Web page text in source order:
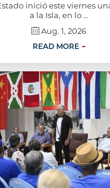
inició este viernes
a la Isla, en lo …
Aug. 1, 2026
READ MORE